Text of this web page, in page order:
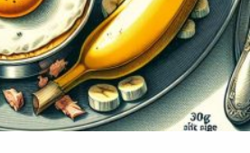
lejuillet 22, 2025